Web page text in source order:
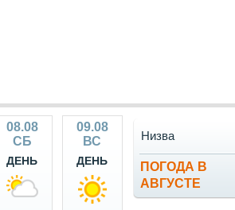
08.08
СБ
ДЕНЬ
09.08
ВС
ДЕНЬ
ПОГОДА В
АВГУСТЕ
Низва